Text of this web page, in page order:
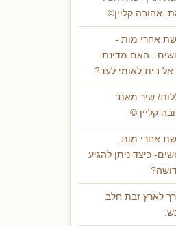
אהובה קליין©
אחרי מות -
האם מדינת
בית לאומי לעד?
שיר מאת:
קליין ©
אחרי מות.
כיצד ניתן להגיע
לארץ זבת חלב